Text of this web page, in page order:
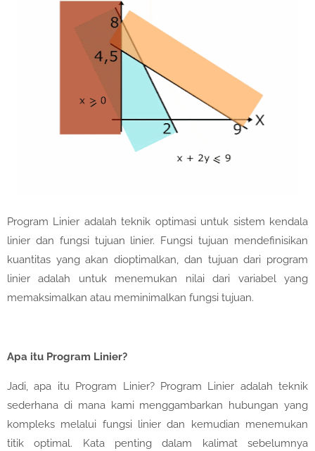
Program Linier adalah teknik optimasi untuk sistem kendala
linier dan fungsi tujuan linier. Fungsi tujuan mendefinisikan
kuantitas yang akan dioptimalkan, dan tujuan dari program
linier adalah untuk menemukan nilai dari variabel yang
memaksimalkan atau meminimalkan fungsi tujuan.
Apa itu Program Linier?
Jadi, apa itu Program Linier? Program Linier adalah teknik
sederhana di mana kami menggambarkan hubungan yang
kompleks melalui fungsi linier dan kemudian menemukan
titik optimal. Kata penting dalam kalimat sebelumnya